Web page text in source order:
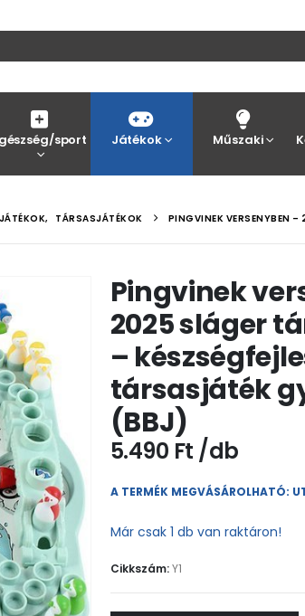
sport Játékok Műszaki
, TÁRSASJÁTÉKOK PINGVINEK VERSENYBEN
Pingvinek
2025 sláger
–
társasjáték
(BBJ)
5.490 Ft
A TERMÉK MEGVÁSÁROLHATÓ:
Már csak 1 db van raktáron!
Cikkszám:Y1